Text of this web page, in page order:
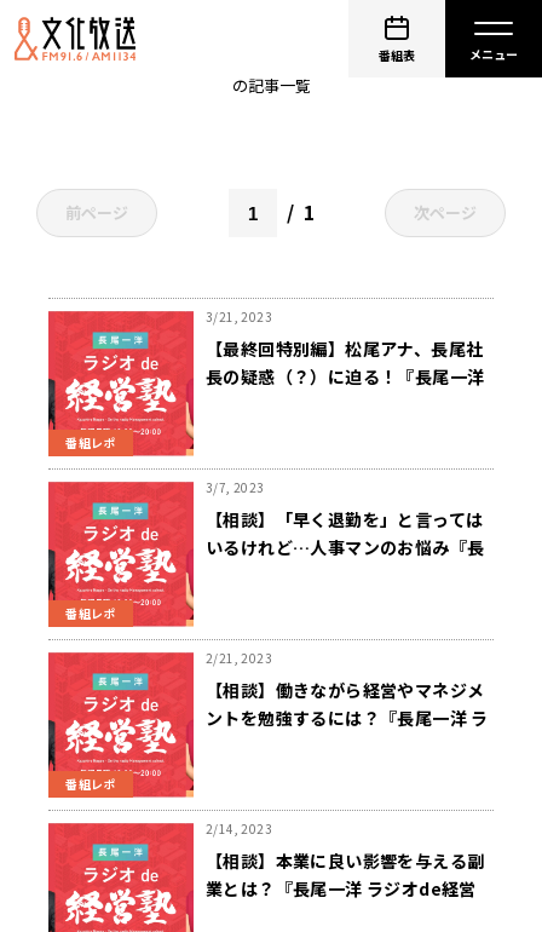
番組表
の記事一覧
前ページ 1 次ページ
番組レポ
3/21, 2023
【最終回特別編】松尾アナ、長尾社
長の疑惑（？）に迫る！『長尾一洋
番組レポ
3/7, 2023
【相談】「早く退勤を」と言っては
いるけれど…人事マンのお悩み『長
番組レポ
2/21, 2023
【相談】働きながら経営やマネジメ
ントを勉強するには？『長尾一洋 ラ
2/14, 2023
【相談】本業に良い影響を与える副
業とは？『長尾一洋 ラジオde経営